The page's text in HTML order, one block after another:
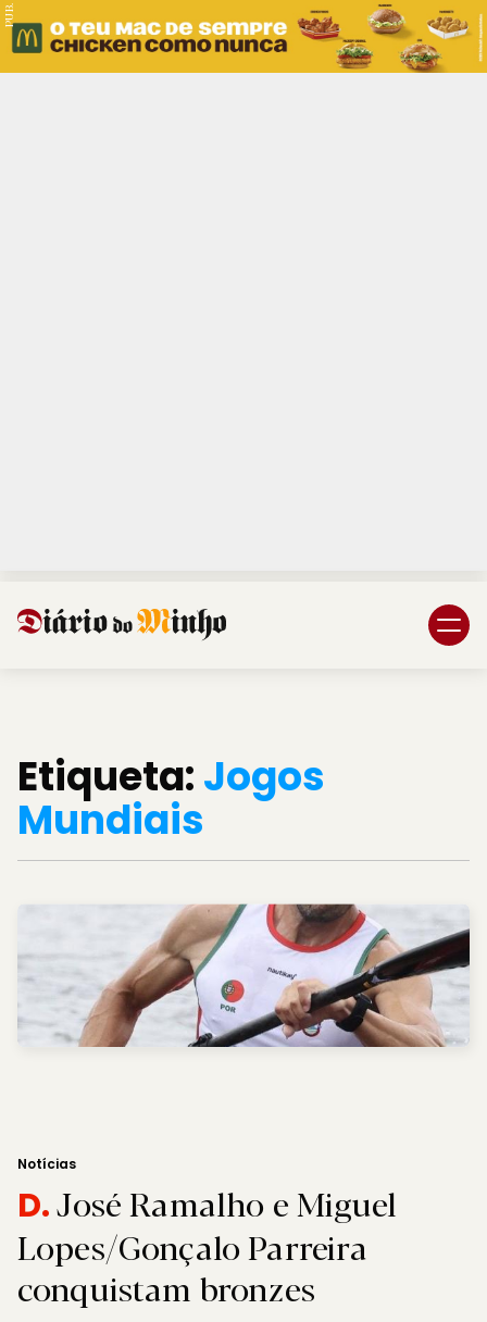
PUB.
Etiqueta:Jogos
Mundiais
Notícias
D.José Ramalho e Miguel
Lopes/Gonçalo Parreira
conquistam bronzes